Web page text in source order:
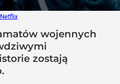
Netflix
wojennych
zostają